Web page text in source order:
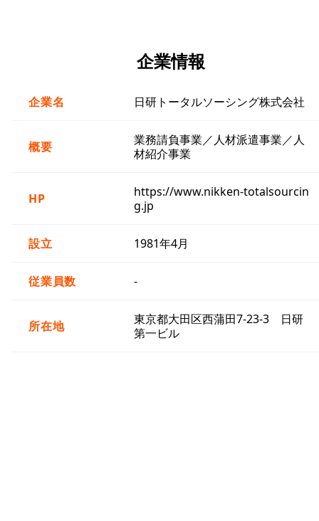
企業情報
企業名 日研トータルソーシング株式会社
概要
業務請負事業／人材派遣事業／人
材紹介事業
HP
https://www.nikken-totalsourcin
g.jp
設立 1981年4月
従業員数 -
所在地
東京都大田区西蒲田7-23-3 日研
第一ビル